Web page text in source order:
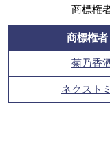
商標権
商標権
菊乃香
ネクスト